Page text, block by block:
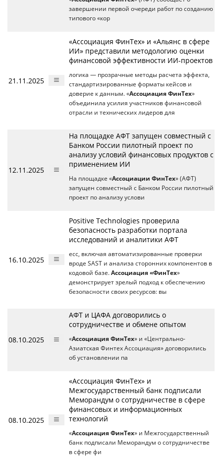
завершении первой очереди работ по созданию
типового «кор
21.11.2025
«Ассоциация ФинТех» и «Альянс в сфере
ИИ» представили методологию оценки
финансовой эффективности ИИ-проектов
логика — прозрачные методы расчета эффекта,
стандартизированные форматы кейсов и
доверие к данным. «Ассоциация ФинТех»
объединила усилия участников финансовой
отрасли и технических лидеров для
12.11.2025
На площадке АФТ запущен совместный с
Банком России пилотный проект по
анализу условий финансовых продуктов с
применением ИИ
На площадке «Ассоциации ФинТех» (АФТ)
запущен совместный с Банком России пилотный
проект по анализу услови
16.10.2025
Positive Technologies проверила
безопасность разработки портала
исследований и аналитики АФТ
есс, включая автоматизированные проверки
вроде SAST и анализа сторонних компонентов в
кодовой базе. Ассоциация «ФинТех»
демонстрирует зрелый подход к обеспечению
безопасности своих ресурсов: вы
08.10.2025
АФТ и ЦАФА договорились о
сотрудничестве и обмене опытом
«Ассоциация ФинТех» и «Центрально-
Азиатская Финтех Ассоциация» договорились
об установлении па
08.10.2025
«Ассоциация ФинТех» и
Межгосударственный банк подписали
Меморандум о сотрудничестве в сфере
финансовых и информационных
технологий
«Ассоциация ФинТех» и Межгосударственный
банк подписали Меморандум о сотрудничестве
в сфере фи